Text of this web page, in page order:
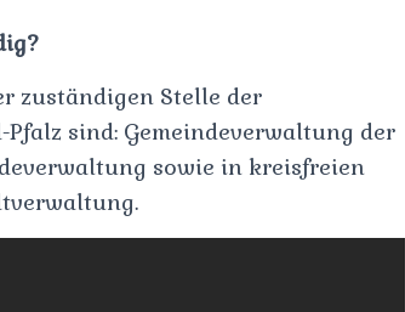
zuständigen Stelle der
sind: Gemeindeverwaltung der
sowie in kreisfreien